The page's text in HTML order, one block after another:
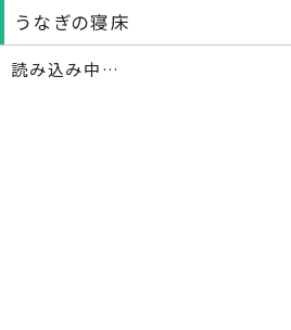
うなぎの寝床
読み込み中…